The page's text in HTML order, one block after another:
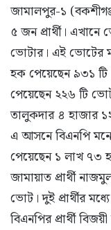
জামালপুর-১
৫ জন প্রার্থী।
ভোটার। এই ভোটের
হক পেয়েছেন ৯৩১
পেয়েছেন ২২৬ টি
তালুকদার ৪ হাজার
এ আসনে বিএনপি
পেয়েছেন ১ লাখ ৭৩
জামায়াত প্রার্থী
ভোট। দুই প্রার্থীর
বিএনপির প্রার্থী